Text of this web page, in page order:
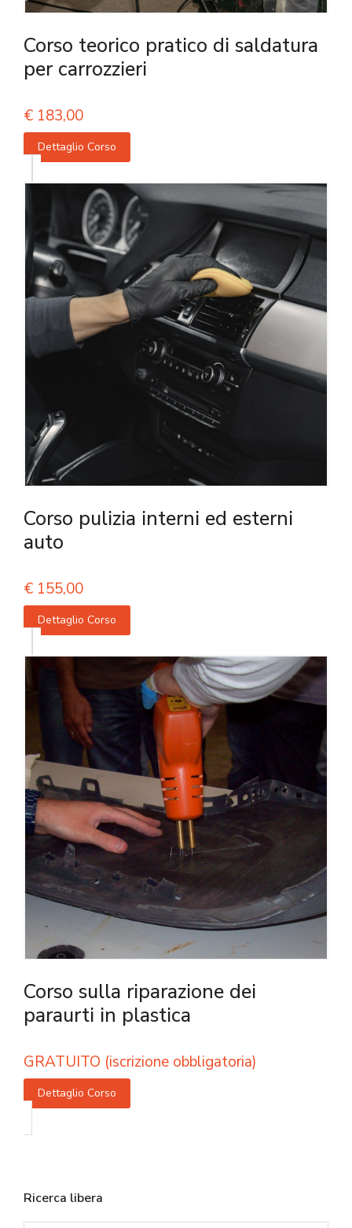
Corso teorico pratico di saldatura
per carrozzieri
€ 183,00
Dettaglio Corso
Corso pulizia interni ed esterni
auto
€ 155,00
Dettaglio Corso
Corso sulla riparazione dei
paraurti in plastica
GRATUITO (iscrizione obbligatoria)
Dettaglio Corso
Ricerca libera